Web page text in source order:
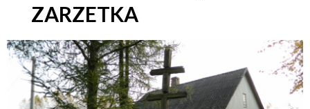
ZARZETKA